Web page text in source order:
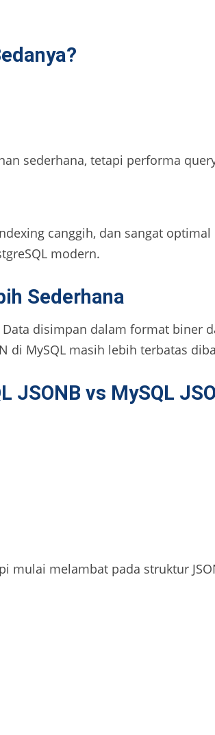
sederhana, tetapi performa
canggih, dan sangat
modern.
Sederhana
disimpan dalam format biner
MySQL masih lebih terbatas
JSONB vs MySQL
mulai melambat pada struktur